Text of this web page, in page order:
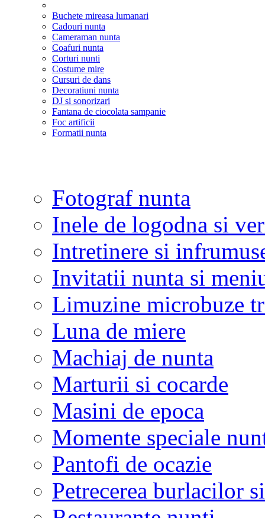
Buchete mireasa lumanari
Cadouri nunta
Cameraman nunta
Coafuri nunta
Corturi nunti
Costume mire
Cursuri de dans
Decoratiuni nunta
DJ si sonorizari
Fantana de ciocolata sampanie
Foc artificii
Formatii nunta
Fotograf nunta
Inele de logodna si
Intretinere si
Invitatii nunta si
Limuzine microbuze
Luna de miere
Machiaj de nunta
Marturii si cocarde
Masini de epoca
Momente speciale
Pantofi de ocazie
Petrecerea burlacilor